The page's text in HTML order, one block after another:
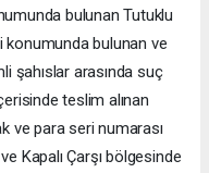
bulunan Tutuklu
bulunan ve
şahıslar arasında suç
teslim alınan
ve para seri numarası
Kapalı Çarşı bölgesinde